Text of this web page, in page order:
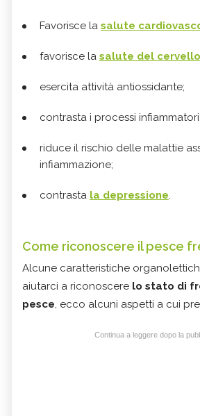
Favorisce la salute
favorisce la salute del cervello
esercita attività antiossidante;
contrasta i processi infiammatori;
riduce il rischio delle malattie
infiammazione;
contrasta la depressione.
Come riconoscere il pesce
Alcune caratteristiche
aiutarci a riconoscere lo stato di
pesce, ecco alcuni aspetti a cui
Continua a leggere dopo la